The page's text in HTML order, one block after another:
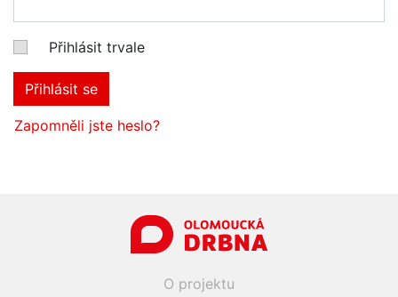
Přihlásit trvale
Přihlásit se
Zapomněli jste heslo?
O projektu